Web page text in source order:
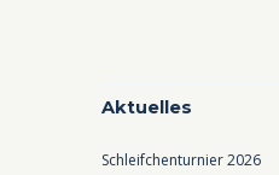
Aktuelles
Schleifchenturnier 2026